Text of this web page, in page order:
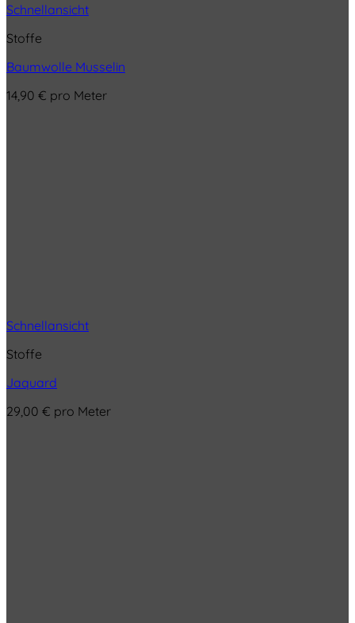
Schnellansicht
Stoffe
Baumwolle Musselin
14,90 € pro Meter
Schnellansicht
Stoffe
Jaquard
29,00 € pro Meter